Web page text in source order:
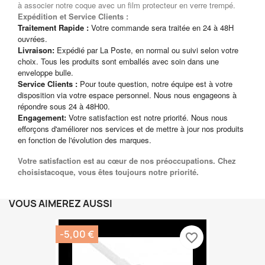
à associer notre coque avec un film protecteur en verre trempé.
Expédition et Service Clients :
Traitement Rapide : Votre commande sera traitée en 24 à 48H
ouvrées.
Livraison: Expédié par La Poste, en normal ou suivi selon votre
choix. Tous les produits sont emballés avec soin dans une
enveloppe bulle.
Service Clients : Pour toute question, notre équipe est à votre
disposition via votre espace personnel. Nous nous engageons à
répondre sous 24 à 48H00.
Engagement: Votre satisfaction est notre priorité. Nous nous
efforçons d'améliorer nos services et de mettre à jour nos produits
en fonction de l'évolution des marques.
Votre satisfaction est au cœur de nos préoccupations. Chez
choisistacoque, vous êtes toujours notre priorité.
VOUS AIMEREZ AUSSI
-5,00 € favorite_border